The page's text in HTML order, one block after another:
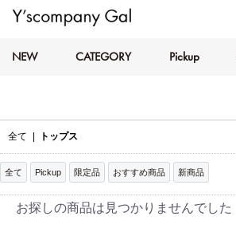
NEW CATEGORY Pickup
全て トップス
全て Pickup 限定品 おすすめ商品 新商品
お探しの商品は見つかりませんでした